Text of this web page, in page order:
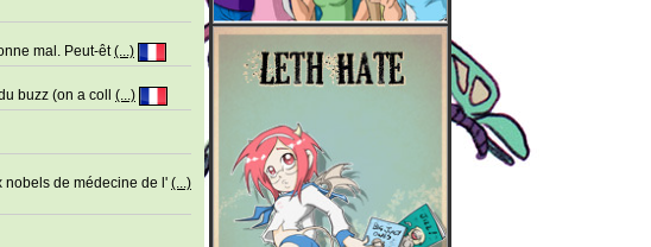
mal. Peut-êt(...)
buzz (on a coll (...)
nobels de médecine de l' (...)